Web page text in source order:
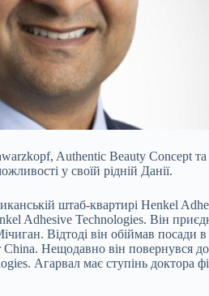
Authentic Beauty Concept
у своїй рідній Данії.
штаб-квартирі Henkel
Adhesive Technologies. Він
Відтоді він обіймав посади
China. Нещодавно він повернувся
Агарвал має ступінь доктора